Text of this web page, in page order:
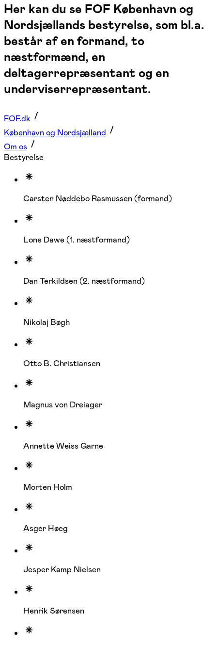
Her kan du se FOF København og
Nordsjællands bestyrelse, som bl.a.
består af en formand, to
næstformænd, en
deltagerrepræsentant og en
underviserrepræsentant.
FOF.dk
København og Nordsjælland
Om os
Bestyrelse
Carsten Nøddebo Rasmussen (formand)
Lone Dawe (1. næstformand)
Dan Terkildsen (2. næstformand)
Nikolaj Bøgh
Otto B. Christiansen
Magnus von Dreiager
Annette Weiss Garne
Morten Holm
Asger Høeg
Jesper Kamp Nielsen
Henrik Sørensen